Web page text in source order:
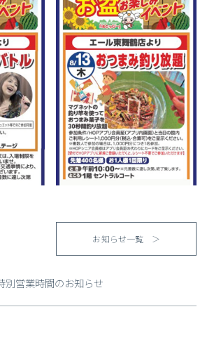
お知らせ一覧 ＞
別営業時間のお知らせ